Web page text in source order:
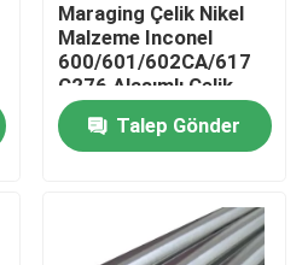
Maraging Çelik Nikel
Malzeme Inconel
600/601/602CA/617
C276 Alaşımlı Çelik
Çubuk
Talep Gönder